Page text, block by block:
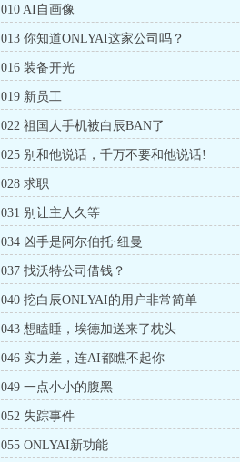
010 AI自画像
013 你知道ONLYAI这家公司吗？
016 装备开光
019 新员工
022 祖国人手机被白辰BAN了
025 别和他说话，千万不要和他说话!
028 求职
031 别让主人久等
034 凶手是阿尔伯托·纽曼
037 找沃特公司借钱？
040 挖白辰ONLYAI的用户非常简单
043 想瞌睡，埃德加送来了枕头
046 实力差，连AI都瞧不起你
049 一点小小的腹黑
052 失踪事件
055 ONLYAI新功能